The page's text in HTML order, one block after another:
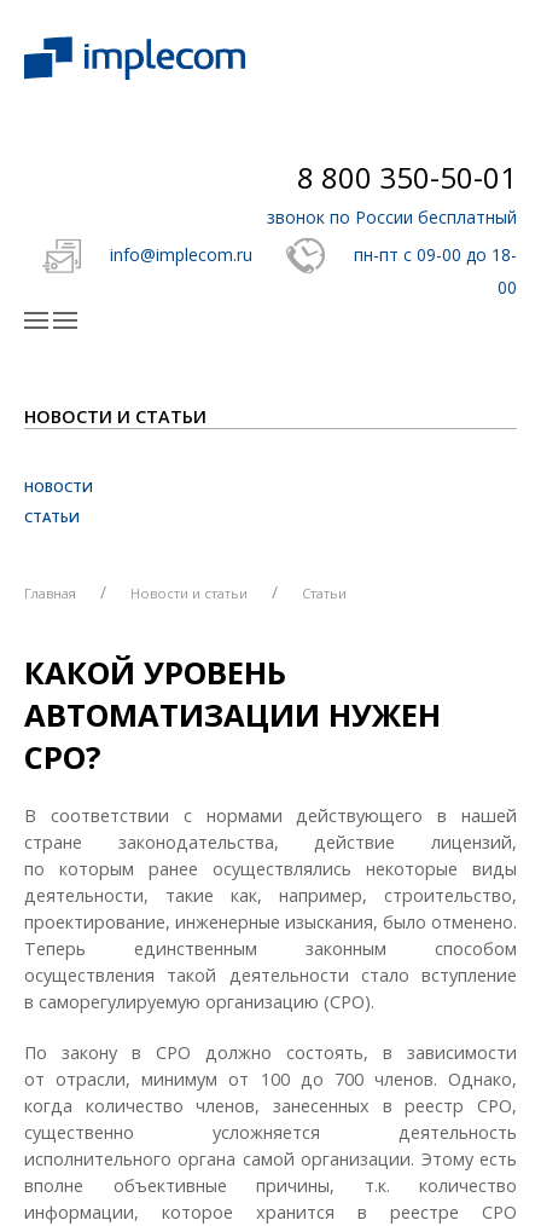
8 800 350-50-01
звонок по России бесплатный
info@implecom.ru
пн-пт с 09-00 до 18-
00
НОВОСТИ И СТАТЬИ
НОВОСТИ
СТАТЬИ
Главная Новости и статьи Статьи
КАКОЙ УРОВЕНЬ
АВТОМАТИЗАЦИИ НУЖЕН
СРО?
В соответствии с нормами действующего в нашей
стране законодательства, действие лицензий,
по которым ранее осуществлялись некоторые виды
деятельности, такие как, например, строительство,
проектирование, инженерные изыскания, было отменено.
Теперь единственным законным способом
осуществления такой деятельности стало вступление
в саморегулируемую организацию (СРО).
По закону в СРО должно состоять, в зависимости
от отрасли, минимум от 100 до 700 членов. Однако,
когда количество членов, занесенных в реестр СРО,
существенно усложняется деятельность
исполнительного органа самой организации. Этому есть
вполне объективные причины, т.к. количество
информации, которое хранится в реестре СРО